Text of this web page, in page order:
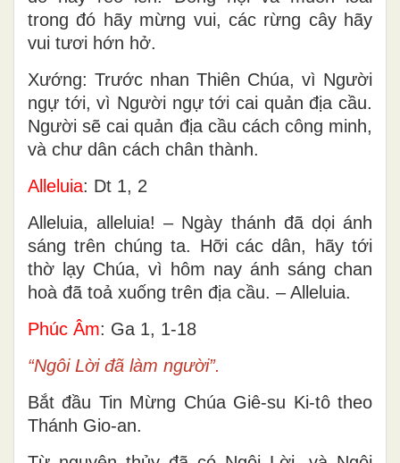
hãy hân hoan. Biển khơi và muôn vật trong
đó hãy reo lên. Ðồng nội và muôn loài
trong đó hãy mừng vui, các rừng cây hãy
vui tươi hớn hở.
Xướng: Trước nhan Thiên Chúa, vì Người
ngự tới, vì Người ngự tới cai quản địa cầu.
Người sẽ cai quản địa cầu cách công minh,
và chư dân cách chân thành.
Alleluia: Dt 1, 2
Alleluia, alleluia! – Ngày thánh đã dọi ánh
sáng trên chúng ta. Hỡi các dân, hãy tới
thờ lạy Chúa, vì hôm nay ánh sáng chan
hoà đã toả xuống trên địa cầu. – Alleluia.
Phúc Âm : Ga 1, 1-18
“Ngôi Lời đã làm người”.
Bắt đầu Tin Mừng Chúa Giê-su Ki-tô theo